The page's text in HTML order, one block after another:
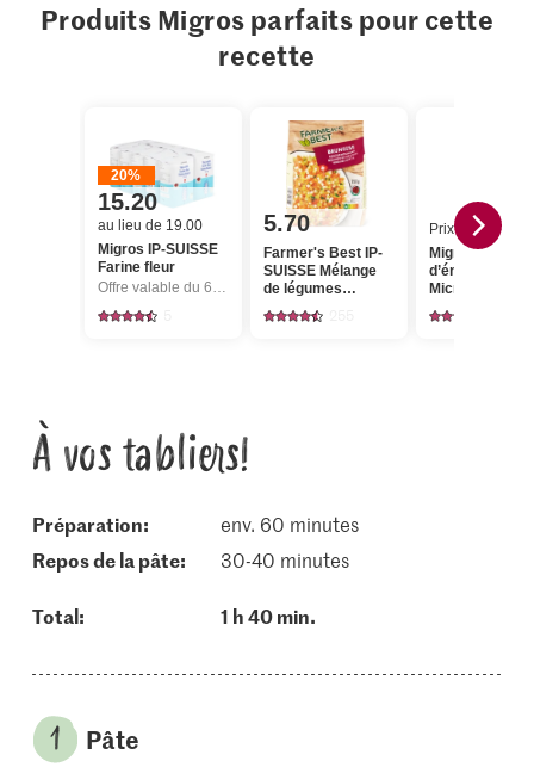
Produits Migros parfaits pour cette
recette
20%
15.20
au lieu de 19.00
Migros IP-SUISSE
Farine fleur
Offre valable du 6.8 au 12.8.2026, jusqu’à épuisement du stock.
5.70
Farmer's Best IP-
SUISSE Mélange
de légumes
Brunoise
Prix du jour
Migros Cocktail
d’énergie
Microgreens
À vos tabliers!
Préparation:
env. 60 minutes
repos de la pâte:
30-40 minutes
Total: 1 h 40 min.
Pâte